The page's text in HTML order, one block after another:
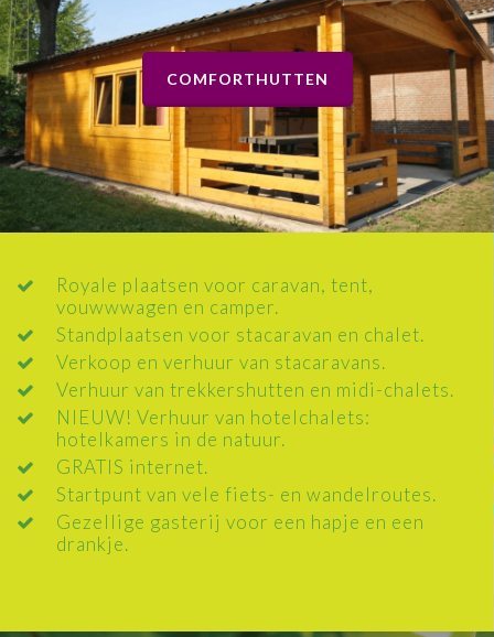
COMFORTHUTTEN
Royale plaatsen voor caravan, tent,
vouwwwagen en camper.
Standplaatsen voor stacaravan en chalet.
Verkoop en verhuur van stacaravans.
Verhuur van trekkershutten en midi-chalets.
NIEUW! Verhuur van hotelchalets:
hotelkamers in de natuur.
GRATIS internet.
Startpunt van vele fiets- en wandelroutes.
Gezellige gasterij voor een hapje en een
drankje.